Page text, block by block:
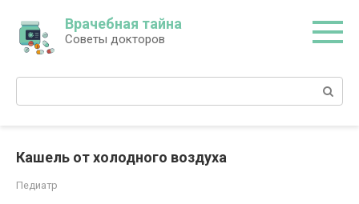
контенту
Врачебная тайна
Советы докторов
Поиск:
Кашель от холодного воздуха
Педиатр